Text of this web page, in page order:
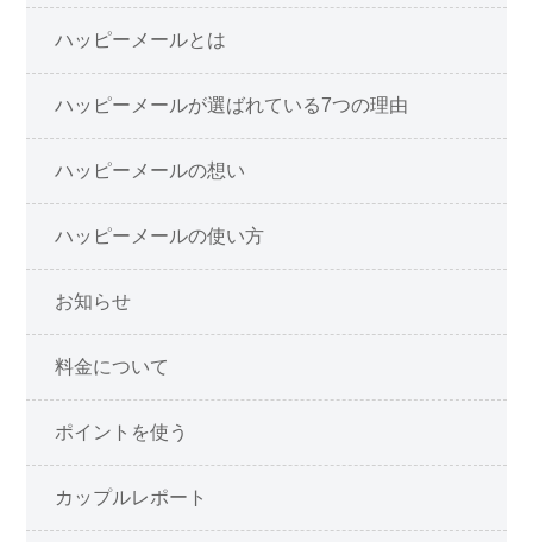
ハッピーメールとは
ハッピーメールが選ばれている7つの理由
ハッピーメールの想い
ハッピーメールの使い方
お知らせ
料金について
ポイントを使う
カップルレポート